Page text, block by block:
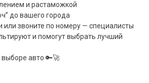
и растаможкой
до вашего города
или звоните по номеру — специалисты
и помогут выбрать лучший
авто 🔑🚀